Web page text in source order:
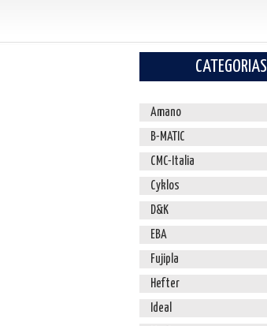
CATEGORIAS
Amano
B-MATIC
CMC-Italia
Cyklos
D&K
EBA
Fujipla
Hefter
Ideal